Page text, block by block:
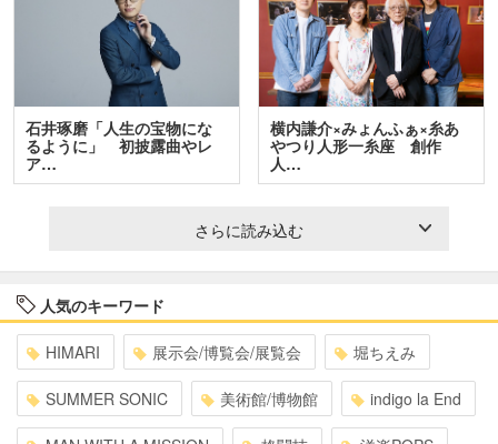
石井琢磨「人生の宝物にな
るように」 初披露曲やレ
ア…
横内謙介×みょんふぁ×糸あ
やつり人形一糸座 創作
人…
さらに読み込む
人気のキーワード
HIMARI 展示会/博覧会/展覧会 堀ちえみ
SUMMER SONIC 美術館/博物館 indigo la End